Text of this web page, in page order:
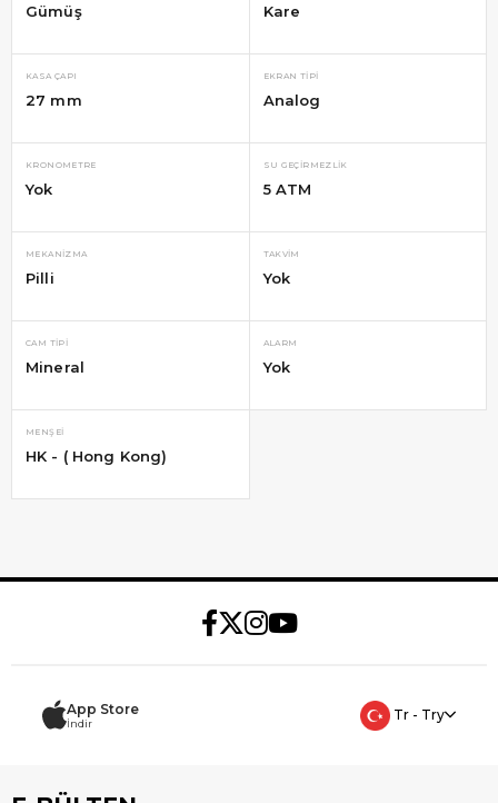
Gümüş Kare
KASA ÇAPI
27 mm
EKRAN TIPI
Analog
KRONOMETRE
Yok
SU GEÇIRMEZLIK
5 ATM
MEKANIZMA
Pilli
TAKVIM
Yok
CAM TIPI
Mineral
ALARM
Yok
MENŞEI
HK - ( Hong Kong)
App Store
İndir
Tr - Try